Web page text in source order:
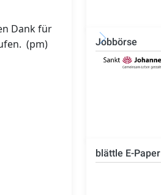
Dank für
(pm)
Jobbörse
blättle E-Paper